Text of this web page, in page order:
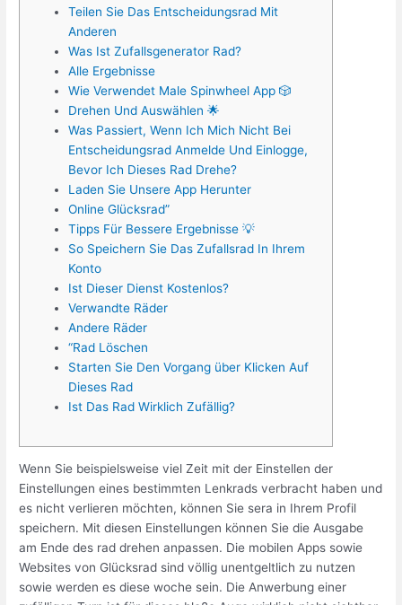
Teilen Sie Das Entscheidungsrad Mit
Anderen
Was Ist Zufallsgenerator Rad?
Alle Ergebnisse
Wie Verwendet Male Spinwheel App 🎲
Drehen Und Auswählen 🌟
Was Passiert, Wenn Ich Mich Nicht Bei
Entscheidungsrad Anmelde Und Einlogge,
Bevor Ich Dieses Rad Drehe?
Laden Sie Unsere App Herunter
Online Glücksrad”
Tipps Für Bessere Ergebnisse 💡
So Speichern Sie Das Zufallsrad In Ihrem
Konto
Ist Dieser Dienst Kostenlos?
Verwandte Räder
Andere Räder
“Rad Löschen
Starten Sie Den Vorgang über Klicken Auf
Dieses Rad
Ist Das Rad Wirklich Zufällig?
Wenn Sie beispielsweise viel Zeit mit der Einstellen der
Einstellungen eines bestimmten Lenkrads verbracht haben und
es nicht verlieren möchten, können Sie sera in Ihrem Profil
speichern. Mit diesen Einstellungen können Sie die Ausgabe
am Ende des rad drehen anpassen. Die mobilen Apps sowie
Websites von Glücksrad sind völlig unentgeltlich zu nutzen
sowie werden es diese woche sein. Die Anwerbung einer